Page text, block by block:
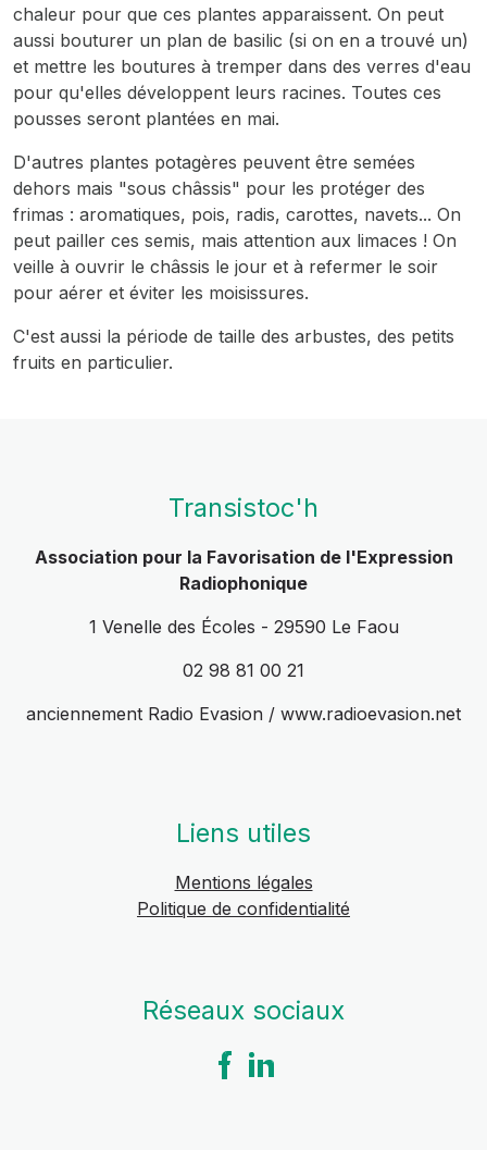
chaleur pour que ces plantes apparaissent. On peut
aussi bouturer un plan de basilic (si on en a trouvé un)
et mettre les boutures à tremper dans des verres d'eau
pour qu'elles développent leurs racines. Toutes ces
pousses seront plantées en mai.
D'autres plantes potagères peuvent être semées
dehors mais "sous châssis" pour les protéger des
frimas : aromatiques, pois, radis, carottes, navets... On
peut pailler ces semis, mais attention aux limaces ! On
veille à ouvrir le châssis le jour et à refermer le soir
pour aérer et éviter les moisissures.
C'est aussi la période de taille des arbustes, des petits
fruits en particulier.
Transistoc'h
Association pour la Favorisation de l'Expression
Radiophonique
1 Venelle des Écoles - 29590 Le Faou
02 98 81 00 21
anciennement Radio Evasion / www.radioevasion.net
Liens utiles
Mentions légales
Politique de confidentialité
Réseaux sociaux